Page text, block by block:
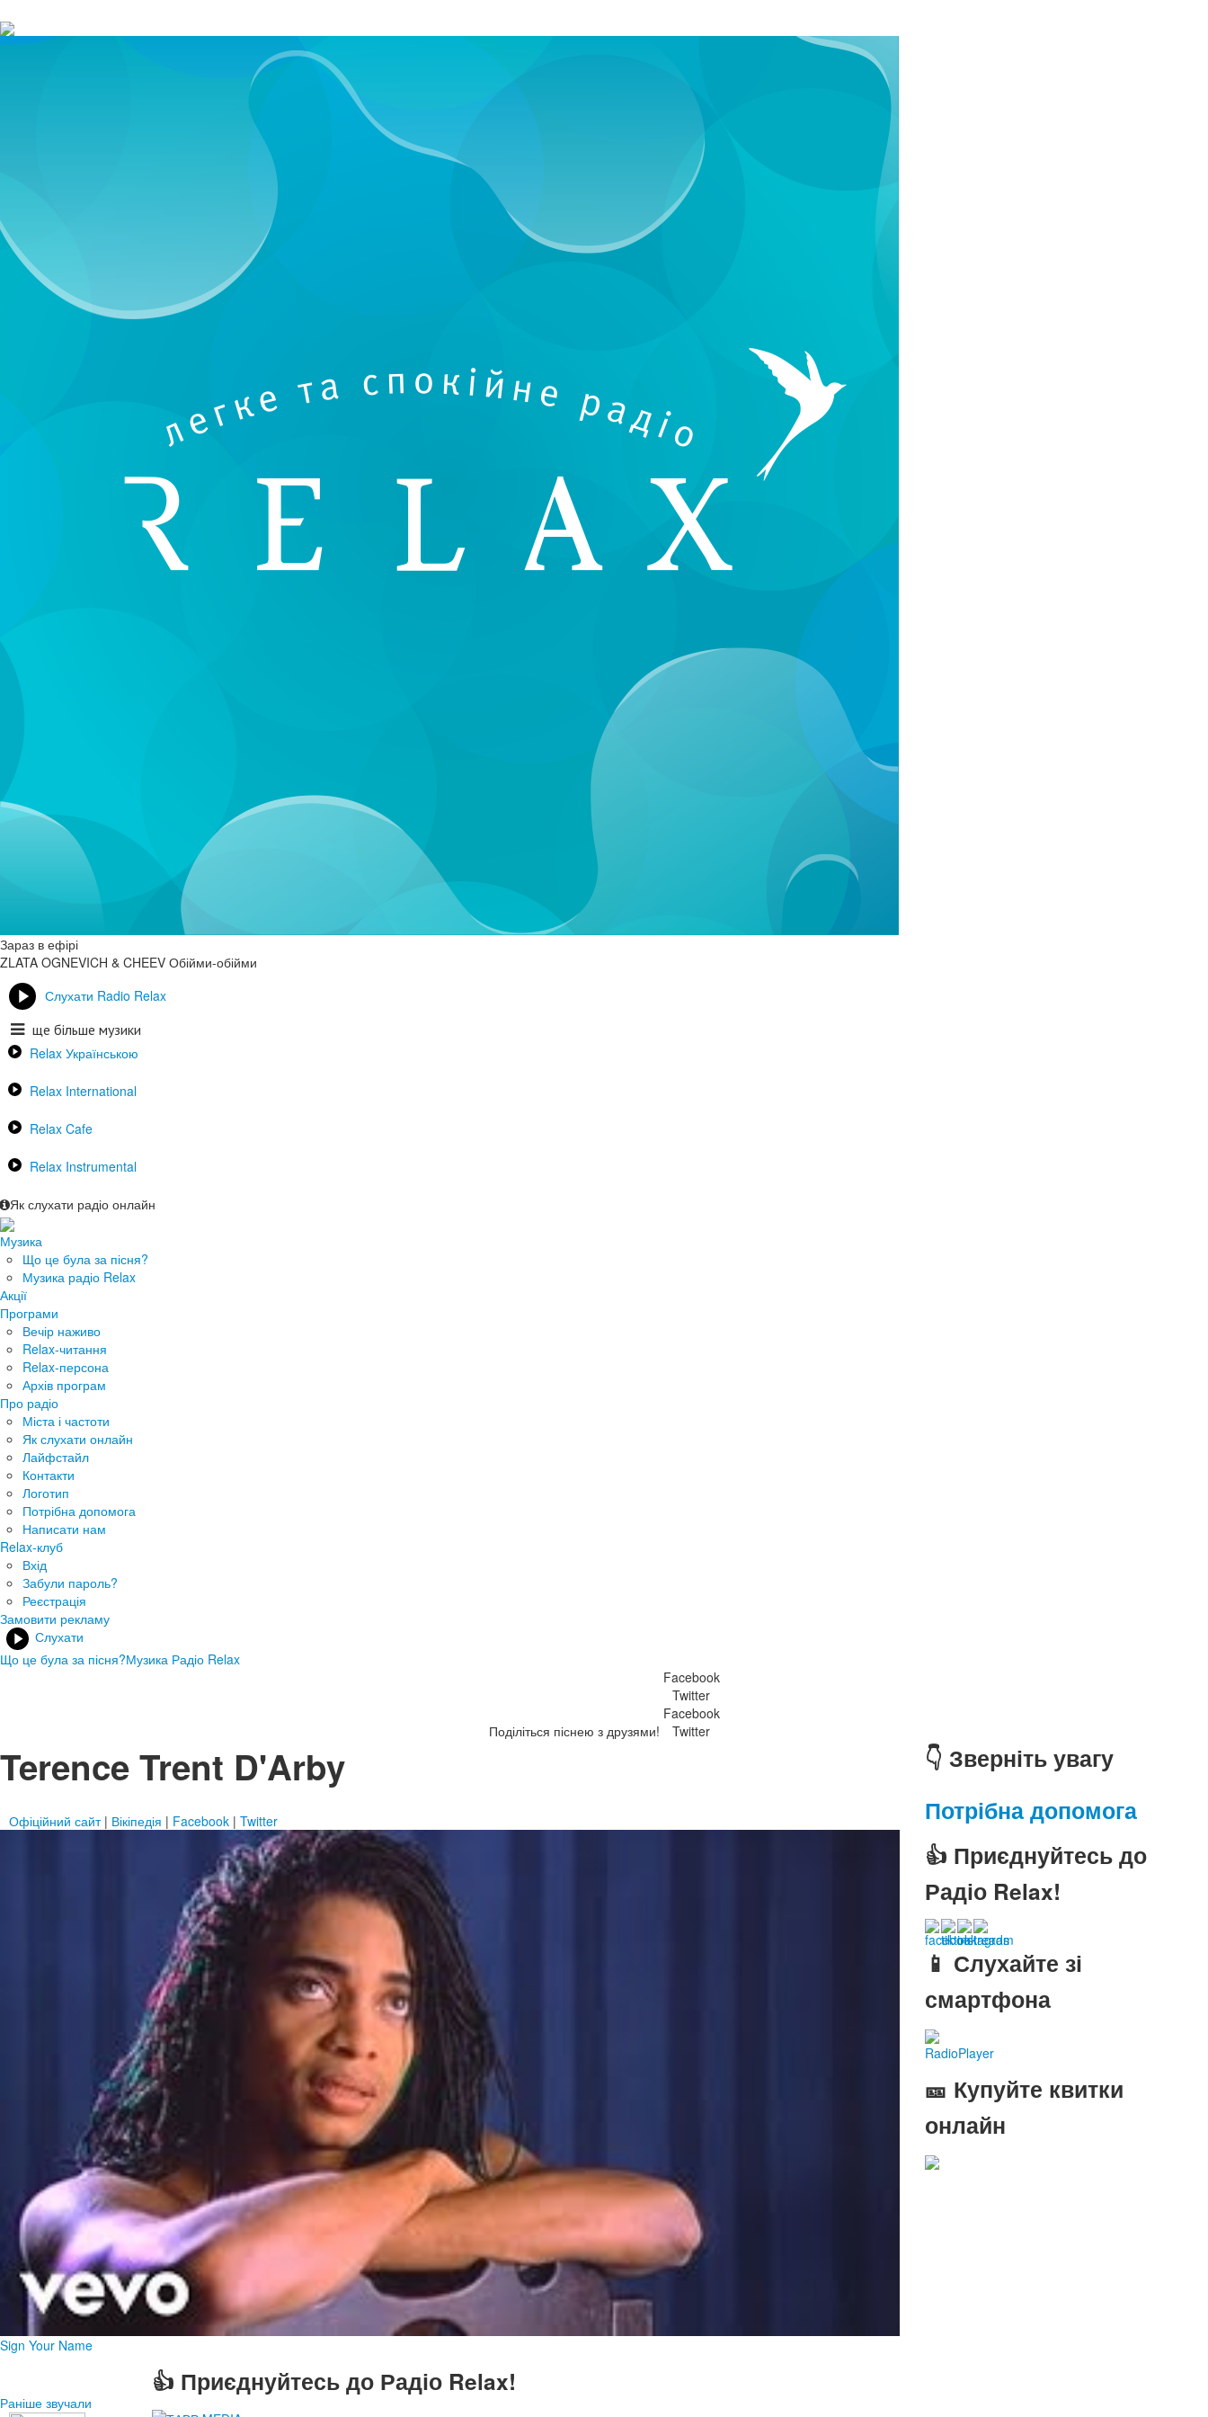
Зараз в ефірі
ZLATA OGNEVICH & CHEEV Обійми-обійми
Раніше звучали
Слухати Radio Relax
ще більше музики
Relax Українською
Relax International
Relax Cafe
Relax Instrumental
Як слухати радіо онлайн
Музика
Що це була за пісня?
Музика радіо Relax
Акції
Програми
Вечір наживо
Relax-читання
Relax-персона
Архів програм
Про радіо
Міста і частоти
Як слухати онлайн
Лайфстайл
Контакти
Логотип
Потрібна допомога
Написати нам
Relax-клуб
Вхід
Забули пароль?
Реєстрація
Замовити рекламу
Слухати
Що це була за пісня?Музика Радіо Relax
Поділіться піснею з друзями!
Facebook
Twitter
Facebook
Twitter
Terence Trent D'Arby
Офіційний сайт| Вікіпедія | Facebook | Twitter
Sign Your Name
👇 Зверніть увагу
Потрібна допомога
👍 Приєднуйтесь до
Радіо Relax!
📱 Слухайте зі
смартфона
RadioPlayer
🎫 Купуйте квитки
онлайн
👍 Приєднуйтесь до Радіо Relax!